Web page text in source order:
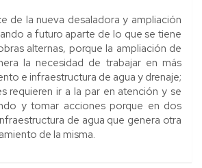
de la nueva desaladora y ampliación
a futuro aparte de lo que se tiene
alternas, porque la ampliación de
la necesidad de trabajar en más
e infraestructura de agua y drenaje;
requieren ir a la par en atención y se
y tomar acciones porque en dos
de agua que genera otra
de la misma.